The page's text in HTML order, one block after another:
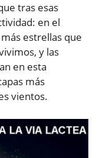
tras esas
en el
estrellas que
y las
en esta
más
vientos.